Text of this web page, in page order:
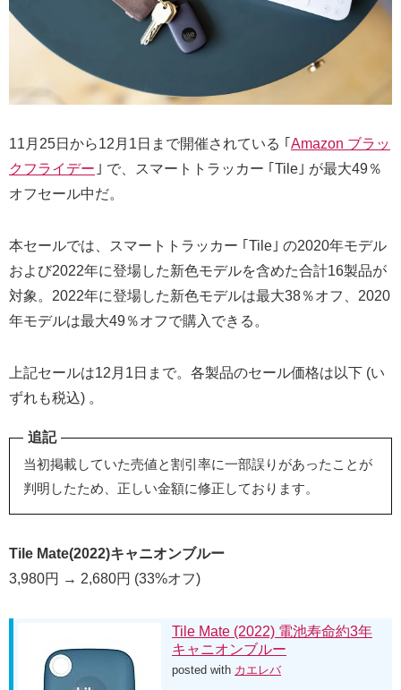
11月25日から12月1日まで開催されている ｢ Amazon ブラッ
クフライデー ｣ で、スマートトラッカー ｢Tile｣ が最大49％
オフセール中だ。
本セールでは、スマートトラッカー ｢Tile｣ の2020年モデル
および2022年に登場した新色モデルを含めた合計16製品が
対象。2022年に登場した新色モデルは最大38％オフ、2020
年モデルは最大49％オフで購入できる。
上記セールは12月1日まで。各製品のセール価格は以下 (い
ずれも税込) 。
追記
当初掲載していた売値と割引率に一部誤りがあったことが
判明したため、正しい金額に修正しております。
Tile Mate(2022)キャニオンブルー
3,980円 → 2,680円 (33%オフ)
Tile Mate (2022) 電池寿命約3年
キャニオンブルー
posted with カエレバ